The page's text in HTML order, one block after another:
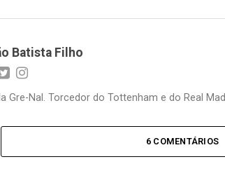
Batista Filho
Gre-Nal. Torcedor do Tottenham e do Real
6 COMENTÁRIOS